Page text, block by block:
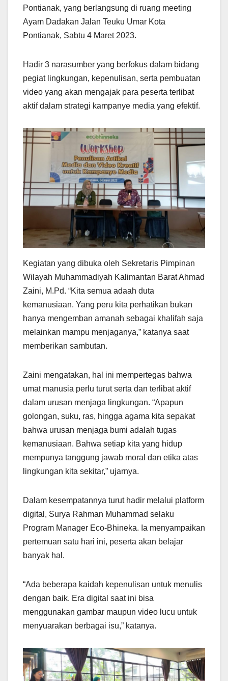
Pontianak, yang berlangsung di ruang meeting
Ayam Dadakan Jalan Teuku Umar Kota
Pontianak, Sabtu 4 Maret 2023.
Hadir 3 narasumber yang berfokus dalam bidang
pegiat lingkungan, kepenulisan, serta pembuatan
video yang akan mengajak para peserta terlibat
aktif dalam strategi kampanye media yang efektif.
Kegiatan yang dibuka oleh Sekretaris Pimpinan
Wilayah Muhammadiyah Kalimantan Barat Ahmad
Zaini, M.Pd. “Kita semua adaah duta
kemanusiaan. Yang peru kita perhatikan bukan
hanya mengemban amanah sebagai khalifah saja
melainkan mampu menjaganya,” katanya saat
memberikan sambutan.
Zaini mengatakan, hal ini mempertegas bahwa
umat manusia perlu turut serta dan terlibat aktif
dalam urusan menjaga lingkungan. “Apapun
golongan, suku, ras, hingga agama kita sepakat
bahwa urusan menjaga bumi adalah tugas
kemanusiaan. Bahwa setiap kita yang hidup
mempunya tanggung jawab moral dan etika atas
lingkungan kita sekitar,” ujarnya.
Dalam kesempatannya turut hadir melalui platform
digital, Surya Rahman Muhammad selaku
Program Manager Eco-Bhineka. Ia menyampaikan
pertemuan satu hari ini, peserta akan belajar
banyak hal.
“Ada beberapa kaidah kepenulisan untuk menulis
dengan baik. Era digital saat ini bisa
menggunakan gambar maupun video lucu untuk
menyuarakan berbagai isu,” katanya.